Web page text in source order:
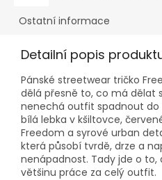
Ostatní informace
Detailní popis
Pánské streetwear tričko
dělá přesně to, co má dělat
nenechá outfit spadnout do
bílá lebka v kšiltovce,
Freedom a syrové urban
která působí tvrdě, drze a
nenápadnost. Tady jde o to,
většinu práce za celý outfit.